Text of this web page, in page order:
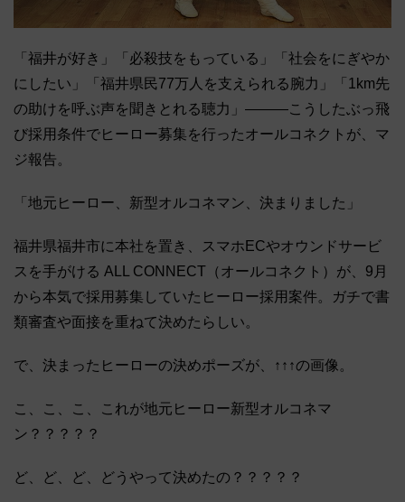
「福井が好き」「必殺技をもっている」「社会をにぎやか
にしたい」「福井県民77万人を支えられる腕力」「1km先
の助けを呼ぶ声を聞きとれる聴力」―――こうしたぶっ飛
び採用条件でヒーロー募集を行ったオールコネクトが、マ
ジ報告。
「地元ヒーロー、新型オルコネマン、決まりました」
福井県福井市に本社を置き、スマホECやオウンドサービ
スを手がける ALL CONNECT（オールコネクト）が、9月
から本気で採用募集していたヒーロー採用案件。ガチで書
類審査や面接を重ねて決めたらしい。
で、決まったヒーローの決めポーズが、↑↑↑の画像。
こ、こ、こ、これが地元ヒーロー新型オルコネマ
ン？？？？？
ど、ど、ど、どうやって決めたの？？？？？